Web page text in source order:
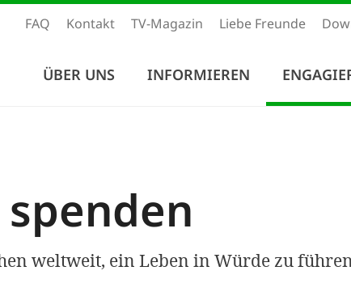
FAQ Kontakt TV-Magazin Liebe Freunde
ÜBER UNS INFORMIEREN
weltweit, ein Leben in Würde zu